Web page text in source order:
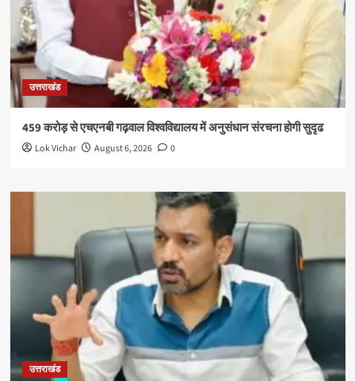
उत्तराखंड
459 करोड़ से एचएनबी गढ़वाल विश्वविद्यालय में अनुसंधान संरचना होगी सुदृढ
Lok Vichar August 6, 2026 0
उत्तराखंड